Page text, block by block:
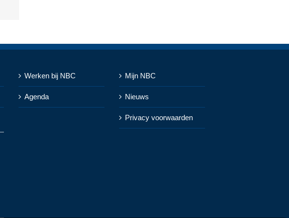
Werken bij NBC
Agenda
Mijn NBC
Nieuws
Privacy voorwaarden